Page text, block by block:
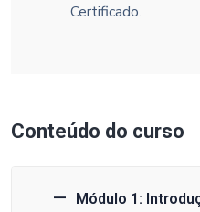
Certificado.
Conteúdo do curso
Módulo 1: